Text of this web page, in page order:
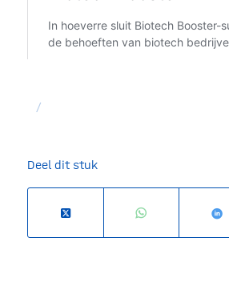
/
Deel dit stuk